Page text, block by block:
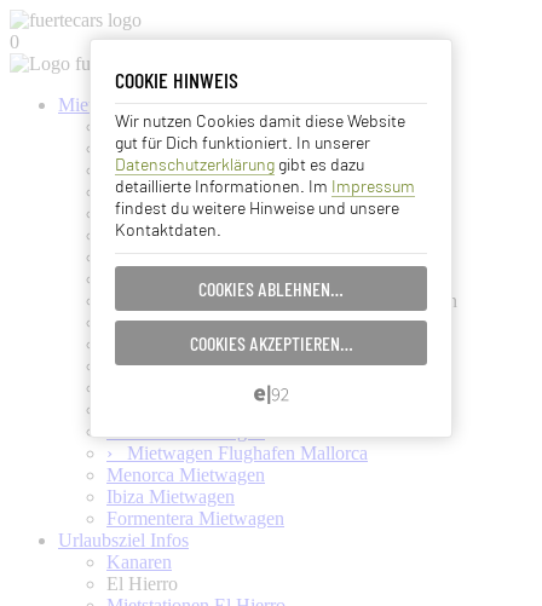
COOKIE HINWEIS
Wir nutzen Cookies damit diese Website
gut für Dich funktioniert. In unserer
Datenschutzerklärung gibt es dazu
detaillierte Informationen. Im Impressum
findest du weitere Hinweise und unsere
Kontaktdaten.
COOKIES ABLEHNEN…
COOKIES AKZEPTIEREN…
Essentielle Cookies
Analyse Cookies
EINSTELLUNGEN SPEICHERN…
ABBRECHEN…
0
Mietwagen buchen
Kanaren Mietwagen
Fuerteventura Mietwagen
Gran Canaria Mietwagen
Lanzarote Mietwagen
La Palma Mietwagen
La Gomera Mietwagen
Teneriffa Mietwagen
El Hierro Mietwagen
Kanaren-Mietwagen ohne Kreditkarte buchen
Mietwagen ohne Kreditkarte
Kanaren Kreuzfahrt + Inselhüpfen
Mietwagen zum Inselhüpfen
Mietwagen für Kreuzfahrer
› Mietwagen Flughafen Mallorca
Menorca Mietwagen
Ibiza Mietwagen
Formentera Mietwagen
Urlaubsziel Infos
Kanaren
El Hierro